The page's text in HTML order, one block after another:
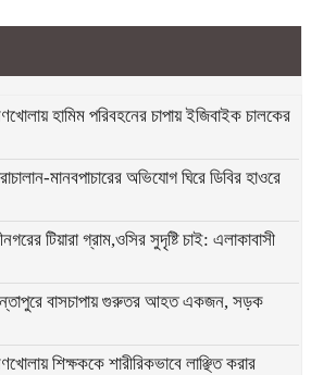
হামিম পরিবহনের চাপায় ইজিবাইক চালকের
মানবপাচারের অভিযোগ ঘিরে ডিবির হাওরে
টিয়ারা গ্রাম,ওসির সুদৃষ্টি চাই: এলাকাবাসী
বাসচাপায় গুরুতর আহত একজন, সড়ক
শিক্ষককে শারীরিকভাবে লাঞ্ছিত করার